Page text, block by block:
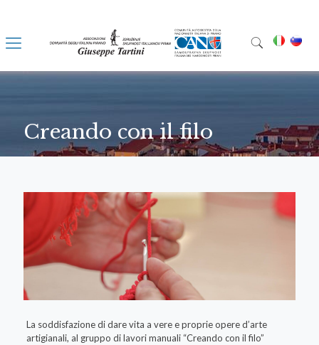
Creando con il filo
La soddisfazione di dare vita a vere e proprie opere d’arte
artigianali, al gruppo di lavori manuali “Creando con il filo”